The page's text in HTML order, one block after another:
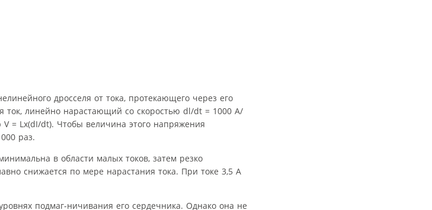
дросселя от тока, протекающего через его
ток, линейно нарастающий со скоростью dl/dt = 1000 А/
= Lx(dI/dt). Чтобы величина этого напряжения
раз.
в области малых токов, затем резко
снижается по мере нарастания тока. При токе 3,5 A
подмаг-ничивания его сердечника. Однако она не